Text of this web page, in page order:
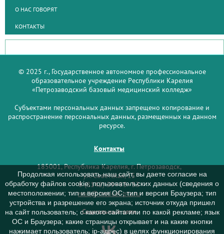
О НАС ГОВОРЯТ
КОНТАКТЫ
© 2025 г., Государственное автономное профессиональное
образовательное учреждение Республики Карелия
«Петрозаводский базовый медицинский колледж»
Субъектами персональных данных запрещено копирование и
распространение персональных данных, размещенных на данном
ресурсе.
Контакты
185001, Республика Карелия, г. Петрозаводск,
ул. Советская, 15
8 (8142) 59–93–33
mail@medcol-ptz.ru
Социальные сети
Продолжая использовать наш сайт, вы даете согласие на
обработку файлов cookie, пользовательских данных (сведения о
местоположении; тип и версия ОС; тип и версия Браузера; тип
устройства и разрешение его экрана; источник откуда пришел
на сайт пользователь; с какого сайта или по какой рекламе; язык
ОС и Браузера; какие страницы открывает и на какие кнопки
нажимает пользователь; ip-адрес) в целях функционирования